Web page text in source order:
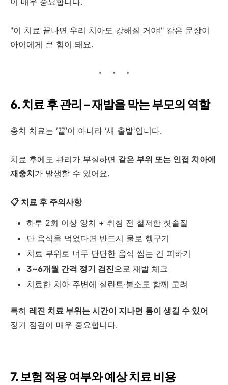
"이 치료 끝나면 우리 치아도 강해질 거야!" 같은 문장이
아이에게 큰 힘이 돼요.
6. 치료 후 관리 – 재발을 막는 부모의 역할
충치 치료는 ‘끝’이 아니라 ‘새 출발'입니다.
치료 후에도 관리가 부실하면 같은 부위 또는 인접 치아에
재충치가 발생할 수 있어요.
📋 치료 후 주의사항
하루 2회 이상 양치 + 취침 전 철저한 칫솔질
단 음식을 먹었다면 반드시 물로 헹구기
치료 부위로 너무 단단한 음식 씹는 건 피하기
3~6개월 간격 정기 검진으로 재발 체크
치료한 치아 주변에 실란트·불소도 함께 고려
특히 레진 치료 부위는 시간이 지나면 틈이 생길 수 있어
정기 점검이 매우 중요합니다.
7. 보험 적용 여부와 예상 치료 비용